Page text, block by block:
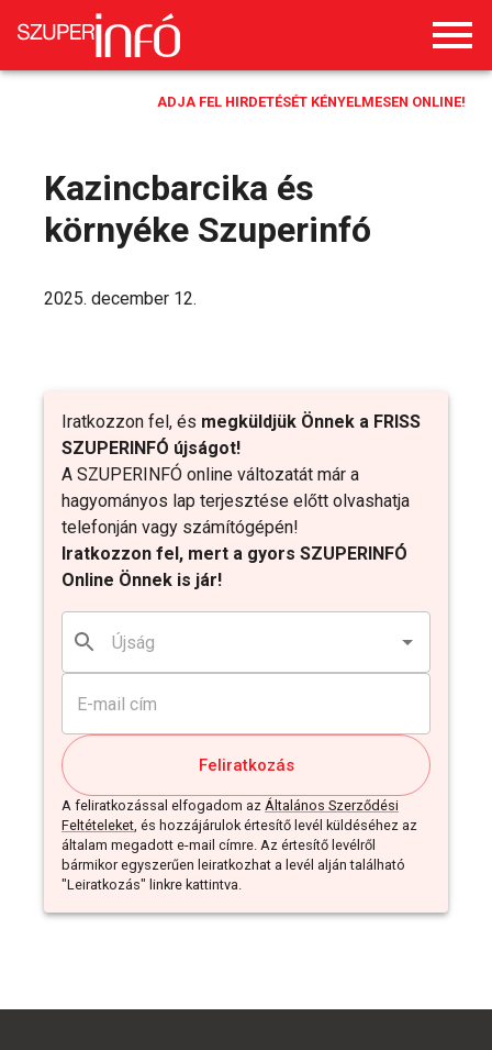
ADJA FEL HIRDETÉSÉT KÉNYELMESEN ONLINE!
Kazincbarcika és
környéke Szuperinfó
Iratkozzon fel, és megküldjük Önnek a FRISS
SZUPERINFÓ újságot!
A SZUPERINFÓ online változatát már a
hagyományos lap terjesztése előtt olvashatja
telefonján vagy számítógépén!
Iratkozzon fel, mert a gyors SZUPERINFÓ
Online Önnek is jár!
Feliratkozás
A feliratkozással elfogadom az Általános Szerződési
Feltételeket, és hozzájárulok értesítő levél küldéséhez az
általam megadott e-mail címre. Az értesítő levélről
bármikor egyszerűen leiratkozhat a levél alján található
"Leiratkozás" linkre kattintva.
2025. december 12.